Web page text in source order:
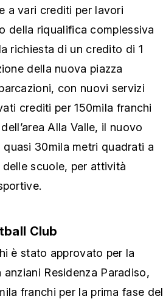
a vari crediti per lavori
della riqualifica complessiva
richiesta di un credito di 1
della nuova piazza
con nuovi servizi
crediti per 150mila franchi
Alla Valle, il nuovo
30mila metri quadrati a
scuole, per attività
Club
è stato approvato per la
Residenza Paradiso,
franchi per la prima fase del